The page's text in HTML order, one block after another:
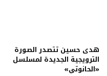
هدى حسين تتصدر الصورة
الترويجية الجديدة لمسلسل
«الحانوتي»